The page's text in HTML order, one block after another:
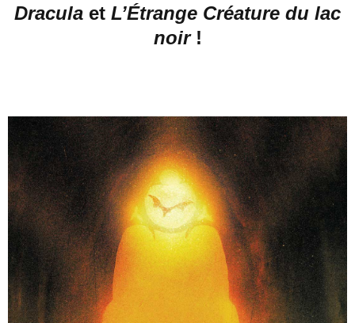
Dracula et L’Étrange Créature du lac
noir!